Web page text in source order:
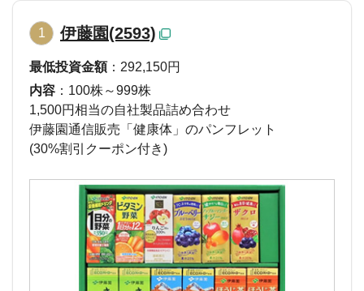
1 伊藤園(2593)
最低投資金額：292,150円
内容 ：100株～999株
1,500円相当の自社製品詰め合わせ
伊藤園通信販売「健康体」のパンフレット
(30%割引クーポン付き)